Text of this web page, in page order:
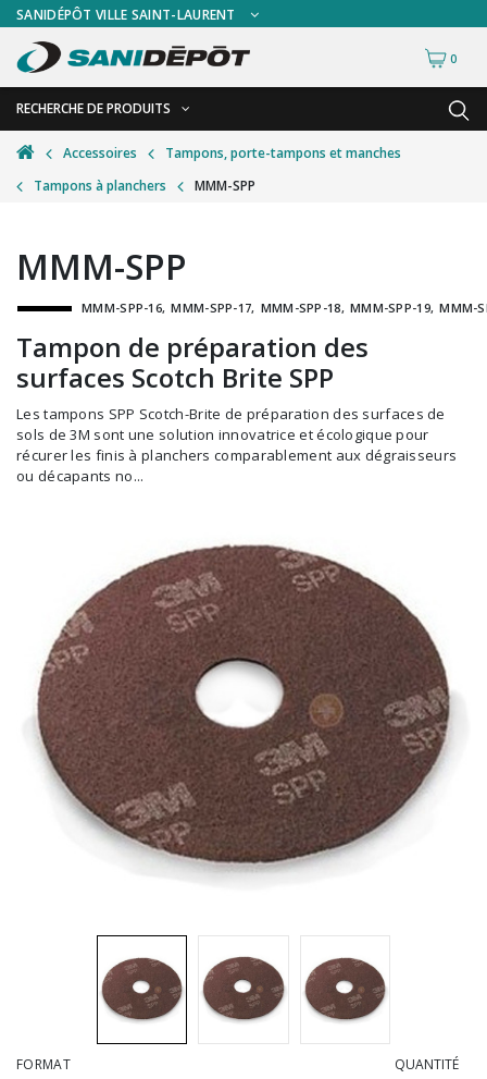
SANIDÉPÔT VILLE SAINT-LAURENT
0
RECHERCHE DE PRODUITS
RETOUR
Accessoires de sécurité
Accessoires pour le lavage de mur
Accessoires pour salles de bain
Alimentaire
Autres accessoires
Balais et porte-poussières
Bouteilles et vaporisateurs
Chariots et manutention
Distributrices et supports
Grattoirs, moutons et racloirs pour vitres/planchers
Guenilles et éponges
Hygiène personnelle
Microfibres et linges divers
Poubelles
Seaux, essoreuses
Vadrouilles, manches et cadres
RETOUR
Gants
Plexiglas
Signalisations
Test de diagnostic
Thermomètre
Vêtements de sécurité
Accessoires
Tampons, porte-tampons et manches
Tampons à planchers
MMM-SPP
MMM-SPP
MMM-SPP-16 MMM-SPP-17 MMM-SPP-18 MMM-SPP-19 MMM-
Tampon de préparation des
surfaces Scotch Brite SPP
Les tampons SPP Scotch-Brite de préparation des surfaces de
sols de 3M sont une solution innovatrice et écologique pour
récurer les finis à planchers comparablement aux dégraisseurs
ou décapants no...
FORMAT QUANTITÉ